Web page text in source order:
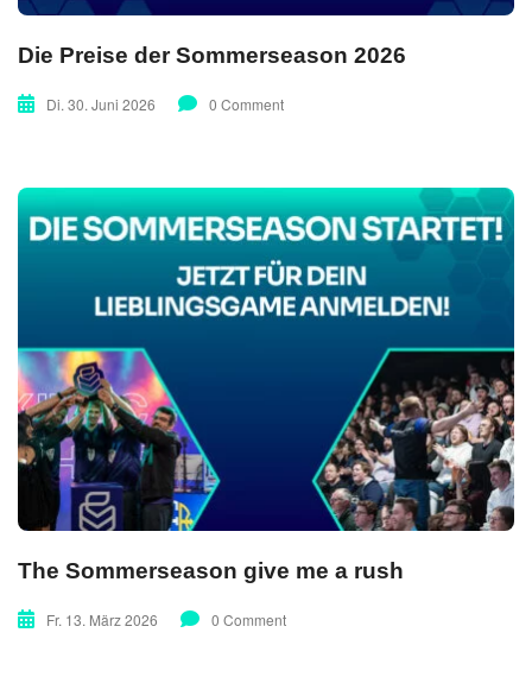
Die Preise der Sommerseason 2026
Di. 30. Juni 2026 0 Comment
The Sommerseason give me a rush
Fr. 13. März 2026 0 Comment